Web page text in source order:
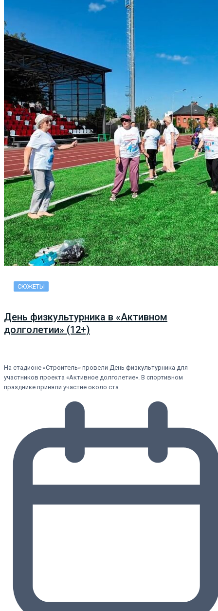
СЮЖЕТЫ
День физкультурника в «Активном
долголетии» (12+)
На стадионе «Строитель» провели День физкультурника для
участников проекта «Активное долголетие». В спортивном
празднике приняли участие около ста…